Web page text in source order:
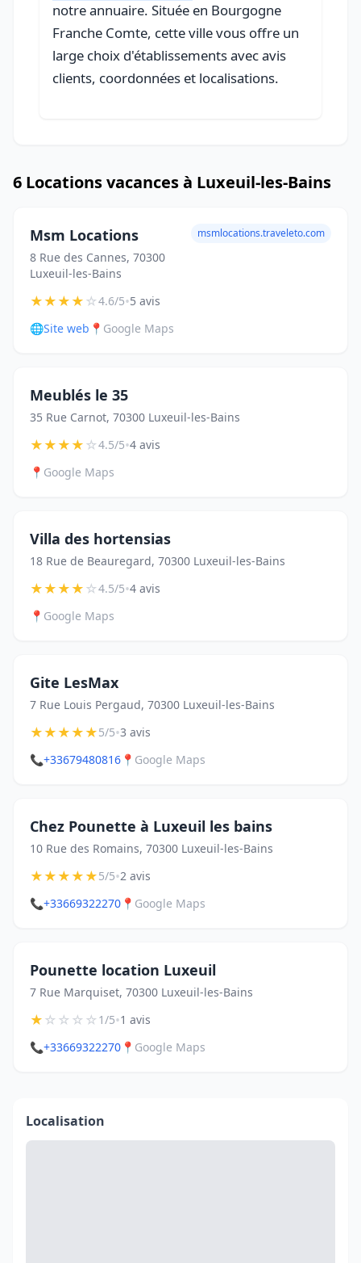
notre annuaire. Située en Bourgogne
Franche Comte, cette ville vous offre un
large choix d'établissements avec avis
clients, coordonnées et localisations.
6 Locations vacances à Luxeuil-les-Bains
Msm Locations
8 Rue des Cannes, 70300
Luxeuil-les-Bains
msmlocations.traveleto.com
★★★★☆4.6/5•5 avis
🌐Site web 📍 Google Maps
Meublés le 35
35 Rue Carnot, 70300 Luxeuil-les-Bains
★★★★☆4.5/5•4 avis
📍 Google Maps
Villa des hortensias
18 Rue de Beauregard, 70300 Luxeuil-les-Bains
★★★★☆4.5/5•4 avis
📍 Google Maps
Gite LesMax
7 Rue Louis Pergaud, 70300 Luxeuil-les-Bains
★★★★★5/5•3 avis
📞+33679480816 📍 Google Maps
Chez Pounette à Luxeuil les bains
10 Rue des Romains, 70300 Luxeuil-les-Bains
★★★★★5/5•2 avis
📞+33669322270 📍 Google Maps
Pounette location Luxeuil
7 Rue Marquiset, 70300 Luxeuil-les-Bains
★☆☆☆☆1/5•1 avis
📞+33669322270 📍 Google Maps
Localisation